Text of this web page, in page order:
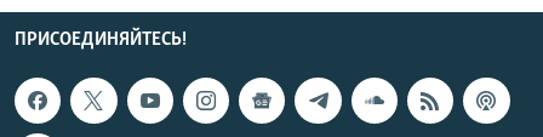
ПРИСОЕДИНЯЙТЕСЬ!